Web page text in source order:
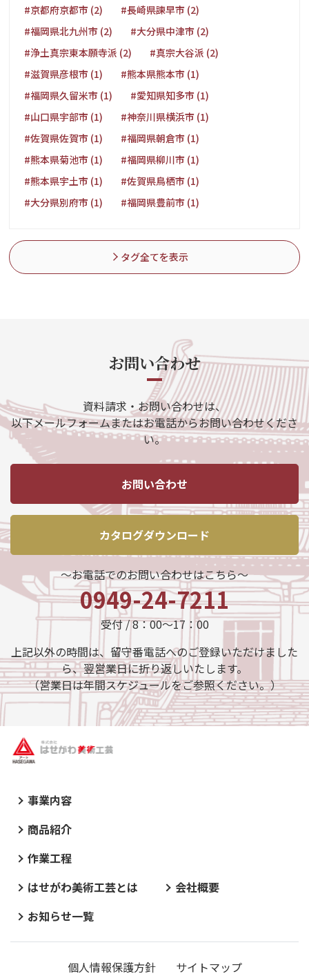
#京都府京都市 (2)
#長崎県諫早市 (2)
#福岡県北九州市 (2)
#大分県中津市 (2)
#浄土真宗東本願寺派 (2)
#真宗大谷派 (2)
#滋賀県彦根市 (1)
#熊本県熊本市 (1)
#福岡県久留米市 (1)
#愛知県知多市 (1)
#山口県宇部市 (1)
#神奈川県横浜市 (1)
#佐賀県佐賀市 (1)
#福岡県朝倉市 (1)
#熊本県菊池市 (1)
#福岡県柳川市 (1)
#熊本県宇土市 (1)
#佐賀県鳥栖市 (1)
#大分県別府市 (1)
#福岡県豊前市 (1)
タグ全てを表示
お問い合わせ
資料請求・お問い合わせは、
以下メールフォームまたはお電話からお問い合わせくださ
い。
お問い合わせ
カタログダウンロード
～お電話でのお問い合わせはこちら～
0949-24-7211
受付 / 8：00～17：00
上記以外の時間は、留守番電話へのご登録いただけました
ら、翌営業日に折り返しいたします。
（営業日は年間スケジュールをご参照ください。）
事業内容
商品紹介
作業工程
はせがわ美術工芸とは
会社概要
お知らせ一覧
個人情報保護方針 サイトマップ